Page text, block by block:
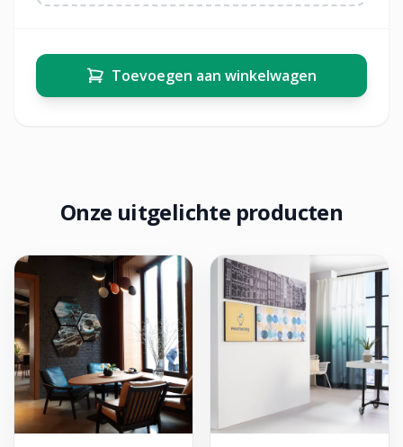
Toevoegen aan winkelwagen
Onze uitgelichte producten